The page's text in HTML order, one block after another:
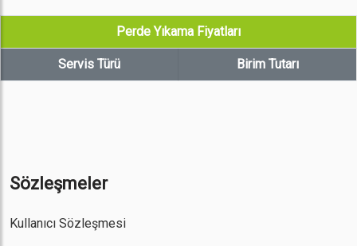
Perde Yıkama Fiyatları
Servis Türü Birim Tutarı
Sözleşmeler
Kullanıcı Sözleşmesi